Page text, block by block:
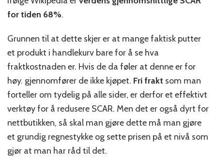
for tiden 68%.
Grunnen til at dette skjer er at mange faktisk putter
et produkt i handlekurv bare for å se hva
fraktkostnaden er. Hvis de da føler at denne er for
høy. gjennomfører de ikke kjøpet. Fri frakt som man
forteller om tydelig på alle sider, er derfor et effektivt
verktøy for å redusere SCAR. Men det er også dyrt for
nettbutikken, så skal man gjøre dette må man gjøre
et grundig regnestykke og sette prisen på et nivå som
gjør at man har råd til det.